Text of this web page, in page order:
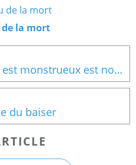
de la mort
Céline Lapertot - Ce qui est monstrueux est normal
du baiser